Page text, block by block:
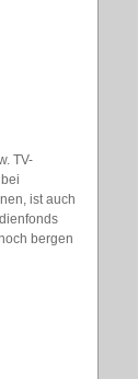
TV-
ist auch
bergen